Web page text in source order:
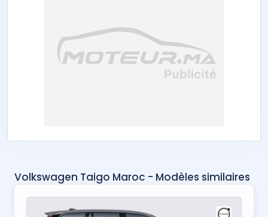
Volkswagen Taigo Maroc - Modèles similaires